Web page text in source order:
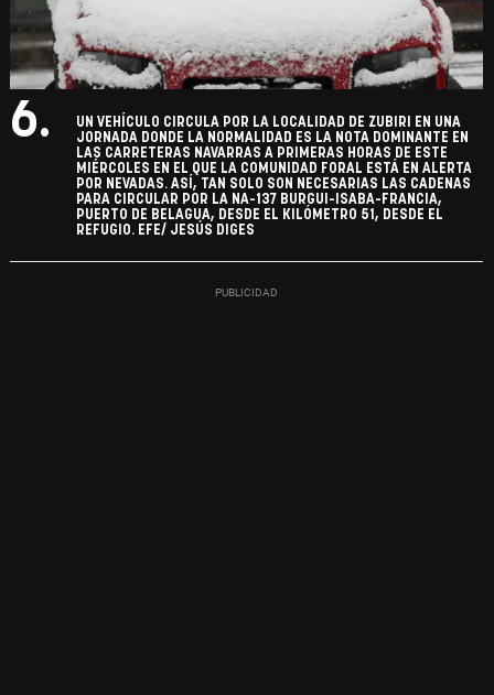
6.
UN VEHÍCULO CIRCULA POR LA LOCALIDAD DE ZUBIRI EN UNA
JORNADA DONDE LA NORMALIDAD ES LA NOTA DOMINANTE EN
LAS CARRETERAS NAVARRAS A PRIMERAS HORAS DE ESTE
MIÉRCOLES EN EL QUE LA COMUNIDAD FORAL ESTÁ EN ALERTA
POR NEVADAS. ASÍ, TAN SOLO SON NECESARIAS LAS CADENAS
PARA CIRCULAR POR LA NA-137 BURGUI-ISABA-FRANCIA,
PUERTO DE BELAGUA, DESDE EL KILÓMETRO 51, DESDE EL
REFUGIO. EFE/ JESÚS DIGES